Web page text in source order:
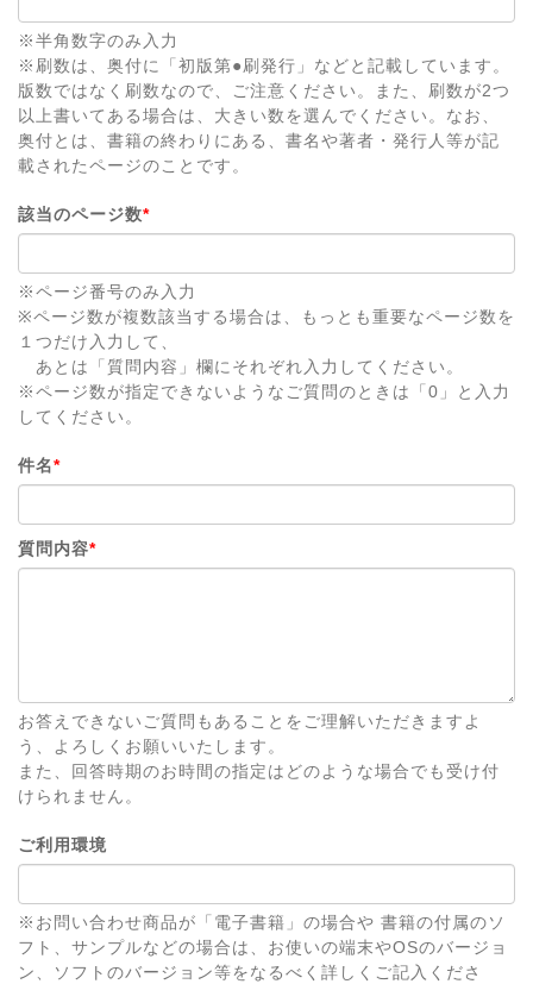
※半角数字のみ入力
※刷数は、奥付に「初版第●刷発行」などと記載しています。
版数ではなく刷数なので、ご注意ください。また、刷数が2つ
以上書いてある場合は、大きい数を選んでください。なお、
奥付とは、書籍の終わりにある、書名や著者・発行人等が記
載されたページのことです。
該当のページ数*
※ページ番号のみ入力
※ページ数が複数該当する場合は、もっとも重要なページ数を
１つだけ入力して、
あとは「質問内容」欄にそれぞれ入力してください。
※ページ数が指定できないようなご質問のときは「0」と入力
してください。
件名*
質問内容*
お答えできないご質問もあることをご理解いただきますよ
う、よろしくお願いいたします。
また、回答時期のお時間の指定はどのような場合でも受け付
けられません。
ご利用環境
※お問い合わせ商品が「電子書籍」の場合や 書籍の付属のソ
フト、サンプルなどの場合は、お使いの端末やOSのバージョ
ン、ソフトのバージョン等をなるべく詳しくご記入くださ